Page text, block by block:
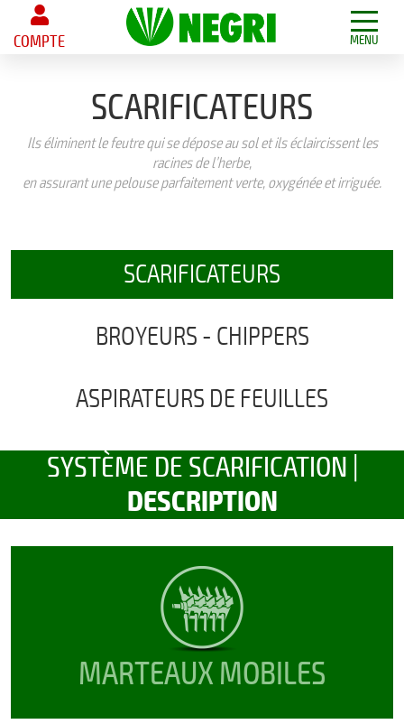
COMPTE MENU
SCARIFICATEURS
Ils éliminent le feutre qui se dépose au sol et ils éclaircissent les
racines de l’herbe,
en assurant une pelouse parfaitement verte, oxygénée et irriguée.
SCARIFICATEURS
BROYEURS - CHIPPERS
ASPIRATEURS DE FEUILLES
SYSTÈME DE SCARIFICATION |
DESCRIPTION
MARTEAUX MOBILES